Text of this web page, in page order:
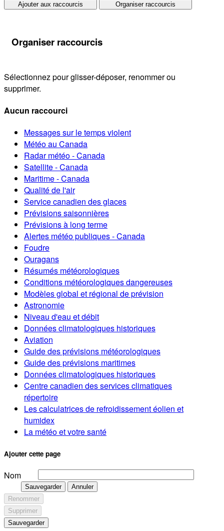
Ajouter aux raccourcis Organiser raccourcis
Organiser raccourcis
Sélectionnez pour glisser-déposer, renommer ou
supprimer.
Aucun raccourci
Messages sur le temps violent
Météo au Canada
Radar météo - Canada
Satellite - Canada
Maritime - Canada
Qualité de l'air
Service canadien des glaces
Prévisions saisonnières
Prévisions à long terme
Alertes météo publiques - Canada
Foudre
Ouragans
Résumés météorologiques
Conditions météorologiques dangereuses
Modèles global et régional de prévision
Astronomie
Niveau d'eau et débit
Données climatologiques historiques
Aviation
Guide des prévisions météorologiques
Guide des prévisions maritimes
Données climatologiques historiques
Centre canadien des services climatiques
répertoire
Les calculatrices de refroidissement éolien et
humidex
La météo et votre santé
Ajouter cette page
Nom
Sauvegarder
Annuler
Renommer
Supprimer
Sauvegarder